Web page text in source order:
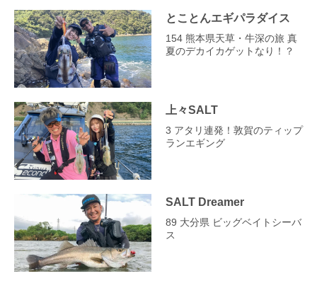
とことんエギパラダイス
154 熊本県天草・牛深の旅 真
夏のデカイカゲットなり！？
上々SALT
3 アタリ連発！敦賀のティップ
ランエギング
SALT Dreamer
89 大分県 ビッグベイトシーバ
ス